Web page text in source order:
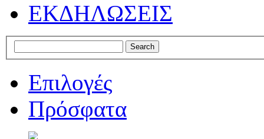
ΕΚΔΗΛΩΣΕΙΣ
Επιλογές
Πρόσφατα